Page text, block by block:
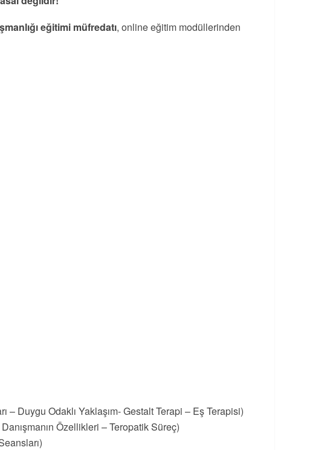
eğitimi müfredatı, online eğitim modüllerinden
– Duygu Odaklı Yaklaşım- Gestalt Terapi – Eş Terapisi)
Özellikleri – Teropatik Süreç)